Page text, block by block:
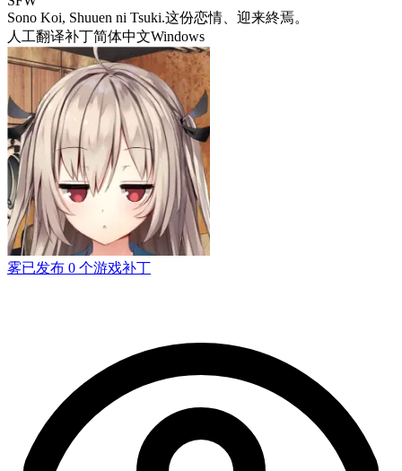
Sono Koi, Shuuen ni Tsuki.这份恋情、迎来終焉。
人工翻译补丁简体中文Windows
雾已发布 0 个游戏补丁